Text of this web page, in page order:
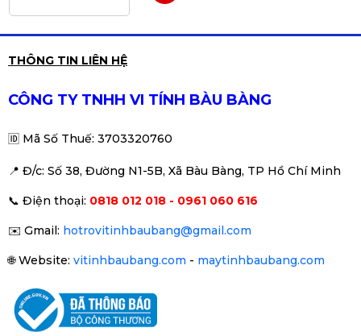
Đen/Xanh (Blue switch, USB, LED
Rainbow)
650.000đ 690.000đ
BÀN PHÍM NEWMEN E007
-23%
Bàn phím chơi game cơ EDRA
EK375PRO
THÔNG TIN LIÊN HỆ
CÔNG TY TNHH VI TÍNH BÀU BÀNG
🆔 Mã Số Thuế: 3703320760
📍 Đ/c: Số 38, Đường N1-5B, Xã Bàu Bàng, TP Hồ Chí Minh
📞 Điện thoại: 0818 012 018 - 0961 060 616
✉️ Gmail: hotrovitinhbaubang@gmail.com
🌐Website: vitinhbaubang.com - maytinhbaubang.com